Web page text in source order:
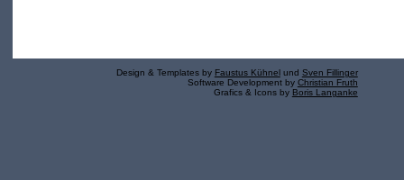
Design & Templates by Faustus Kühnel und Sven Fillinger
Software Development by Christian Fruth
Grafics & Icons by Boris Langanke